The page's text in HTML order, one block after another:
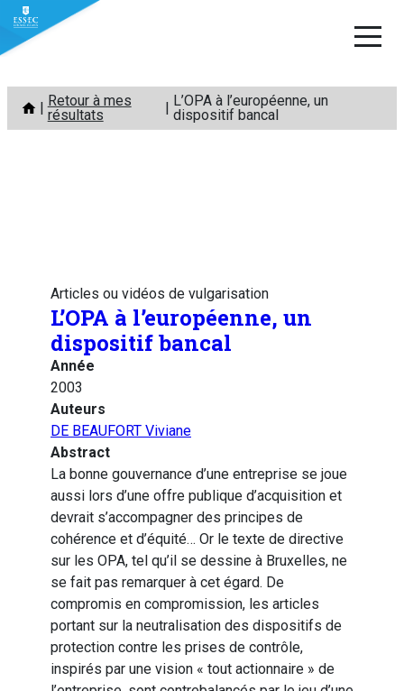
Aller
contenu
Retour à mes
résultats
L’OPA à l’européenne, un
dispositif bancal
Articles ou vidéos de vulgarisation
L’OPA à l’européenne, un
dispositif bancal
Année
2003
Auteurs
DE BEAUFORT Viviane
Abstract
La bonne gouvernance d’une entreprise se joue
aussi lors d’une offre publique d’acquisition et
devrait s’accompagner des principes de
cohérence et d’équité… Or le texte de directive
sur les OPA, tel qu’il se dessine à Bruxelles, ne
se fait pas remarquer à cet égard. De
compromis en compromission, les articles
portant sur la neutralisation des dispositifs de
protection contre les prises de contrôle,
inspirés par une vision « tout actionnaire » de